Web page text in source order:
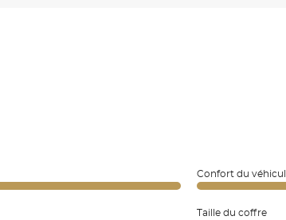
Confort du
Taille du coffre